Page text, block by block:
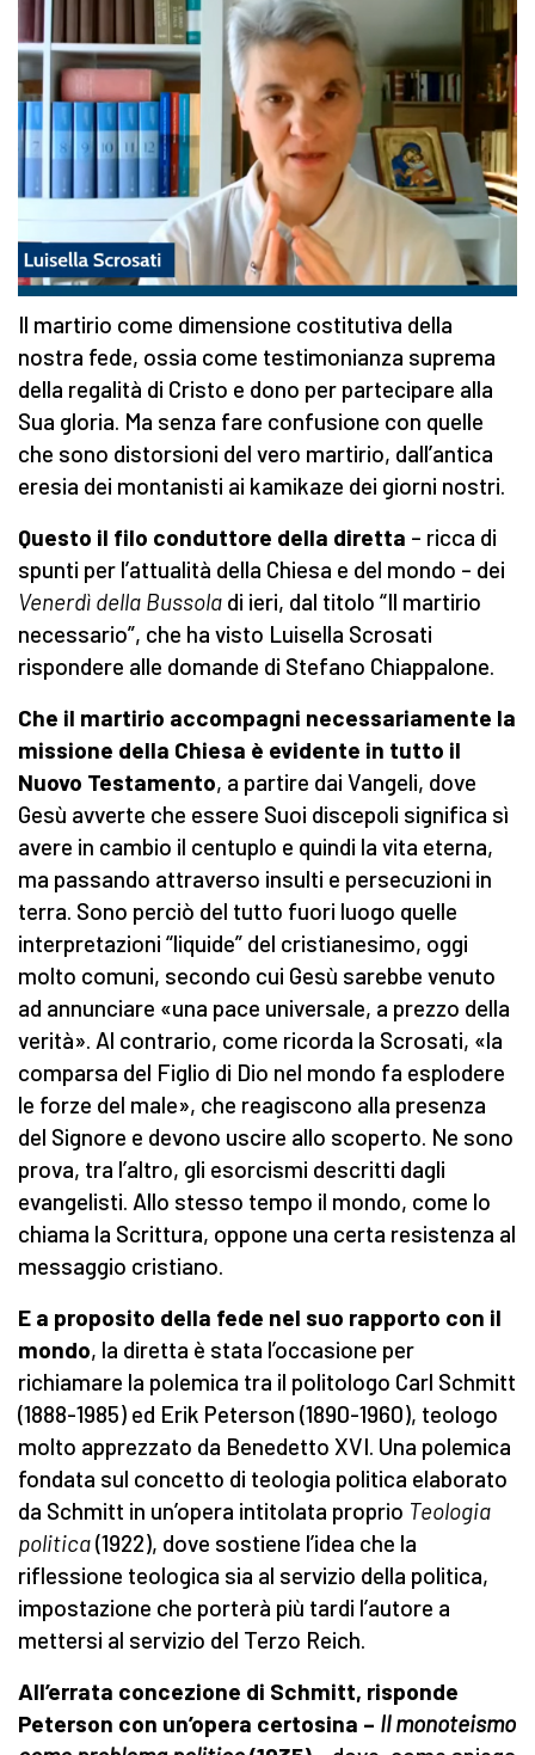
Il martirio come dimensione costitutiva della
nostra fede, ossia come testimonianza suprema
della regalità di Cristo e dono per partecipare alla
Sua gloria. Ma senza fare confusione con quelle
che sono distorsioni del vero martirio, dall’antica
eresia dei montanisti ai kamikaze dei giorni nostri.
Questo il filo conduttore della diretta – ricca di
spunti per l’attualità della Chiesa e del mondo – dei
Venerdì della Bussola di ieri, dal titolo “Il martirio
necessario”, che ha visto Luisella Scrosati
rispondere alle domande di Stefano Chiappalone.
Che il martirio accompagni necessariamente la
missione della Chiesa è evidente in tutto il
Nuovo Testamento, a partire dai Vangeli, dove
Gesù avverte che essere Suoi discepoli significa sì
avere in cambio il centuplo e quindi la vita eterna,
ma passando attraverso insulti e persecuzioni in
terra. Sono perciò del tutto fuori luogo quelle
interpretazioni “liquide” del cristianesimo, oggi
molto comuni, secondo cui Gesù sarebbe venuto
ad annunciare «una pace universale, a prezzo della
verità». Al contrario, come ricorda la Scrosati, «la
comparsa del Figlio di Dio nel mondo fa esplodere
le forze del male», che reagiscono alla presenza
del Signore e devono uscire allo scoperto. Ne sono
prova, tra l’altro, gli esorcismi descritti dagli
evangelisti. Allo stesso tempo il mondo, come lo
chiama la Scrittura, oppone una certa resistenza al
messaggio cristiano.
E a proposito della fede nel suo rapporto con il
mondo, la diretta è stata l’occasione per
richiamare la polemica tra il politologo Carl Schmitt
(1888-1985) ed Erik Peterson (1890-1960), teologo
molto apprezzato da Benedetto XVI. Una polemica
fondata sul concetto di teologia politica elaborato
da Schmitt in un’opera intitolata proprio Teologia
politica(1922), dove sostiene l’idea che la
riflessione teologica sia al servizio della politica,
impostazione che porterà più tardi l’autore a
mettersi al servizio del Terzo Reich.
All’errata concezione di Schmitt, risponde
Peterson con un’opera certosina – Il monoteismo